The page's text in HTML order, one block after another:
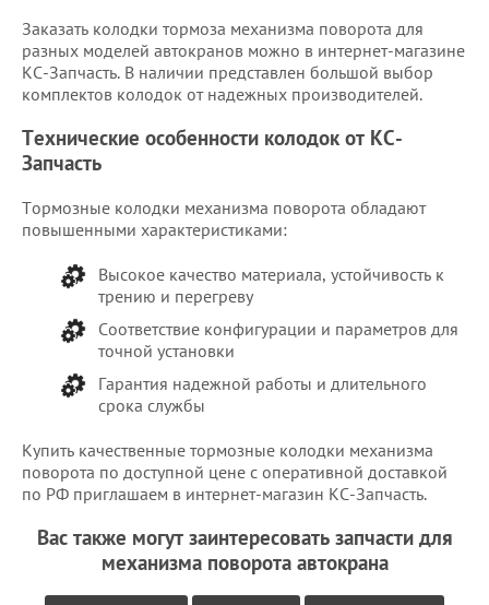
Заказать колодки тормоза механизма поворота для
разных моделей автокранов можно в интернет-магазине
КС-Запчасть. В наличии представлен большой выбор
комплектов колодок от надежных производителей.
Технические особенности колодок от КС-
Запчасть
Тормозные колодки механизма поворота обладают
повышенными характеристиками:
Высокое качество материала, устойчивость к
трению и перегреву
Соответствие конфигурации и параметров для
точной установки
Гарантия надежной работы и длительного
срока службы
Купить качественные тормозные колодки механизма
поворота по доступной цене с оперативной доставкой
по РФ приглашаем в интернет-магазин КС-Запчасть.
Вас также могут заинтересовать запчасти для
механизма поворота автокрана